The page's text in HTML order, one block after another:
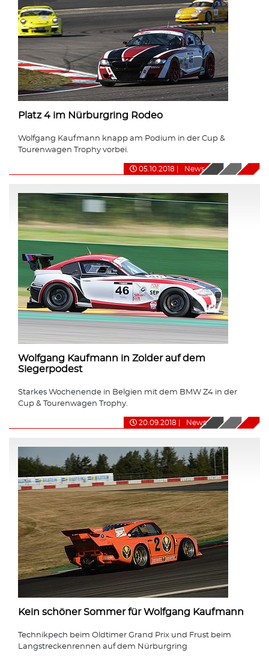
Platz 4 im Nürburgring Rodeo
Wolfgang Kaufmann knapp am Podium in der Cup &
Tourenwagen Trophy vorbei.
05.10.2018 News
Wolfgang Kaufmann in Zolder auf dem
Siegerpodest
Starkes Wochenende in Belgien mit dem BMW Z4 in der
Cup & Tourenwagen Trophy.
20.09.2018 News
Kein schöner Sommer für Wolfgang Kaufmann
Technikpech beim Oldtimer Grand Prix und Frust beim
Langstreckenrennen auf dem Nürburgring